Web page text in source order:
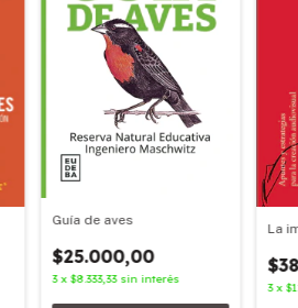
Guía de aves
$25.000,00
3 x$8.333,33 sin interés
La
3 x